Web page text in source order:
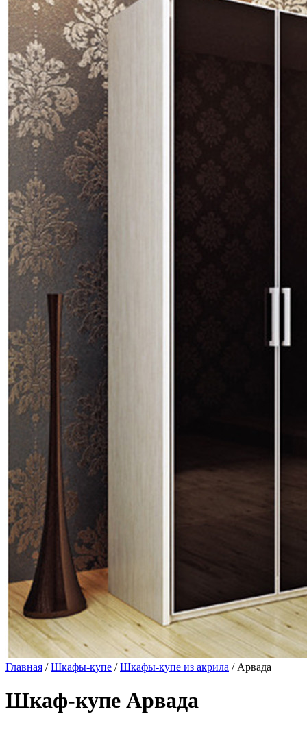
Главная /Шкафы-купе /Шкафы-купе из акрила / Арвада
Шкаф-купе Арвада